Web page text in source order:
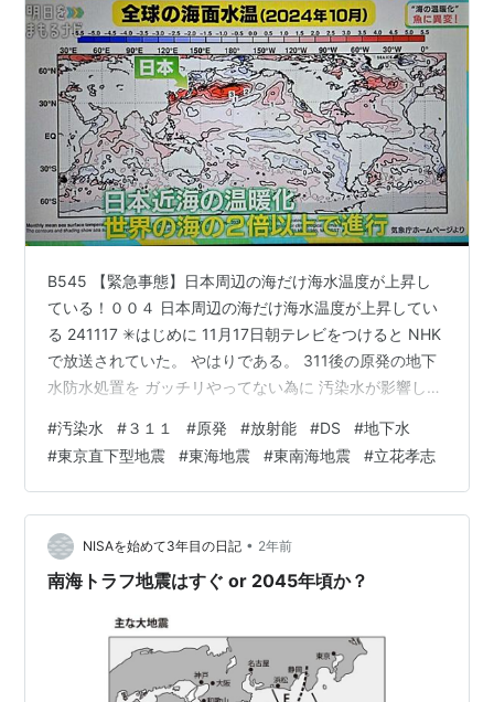
B545 【緊急事態】日本周辺の海だけ海水温度が上昇し
ている！００４ 日本周辺の海だけ海水温度が上昇してい
る 241117 ✳はじめに 11月17日朝テレビをつけると NHK
で放送されていた。 やはりである。 311後の原発の地下
水防水処置を ガッチリやってない為に 汚染水が影響し始
震であり また原発に意図的プログラム を入れた爆発であ
った事を 知っておいて下さい 福島周辺の海水温度が 上
昇している！ 気象の変化が起きている 海底100mの海水
が10℃も 上昇しているとか 大変な事態になりつつあり
ます。 この状況を放置すると 東海、東南…
#汚染水 #３１１ #原発 #放射能 #DS #地下水
#東京直下型地震 #東海地震 #東南海地震 #立花孝志
NISAを始めて3年目の日記 • 2年前
南海トラフ地震はすぐ or 2045年頃か？